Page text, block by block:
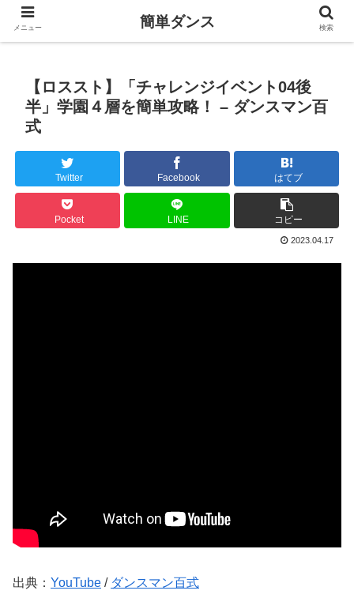
【ロススト】「チャレンジイベント04後
半」学園４層を簡単攻略！ – ダンスマン百
式
Twitter Facebook はてブ
Pocket LINE コピー
2023.04.17
出典： YouTube / ダンスマン百式
メニュー 簡単ダンス 検索